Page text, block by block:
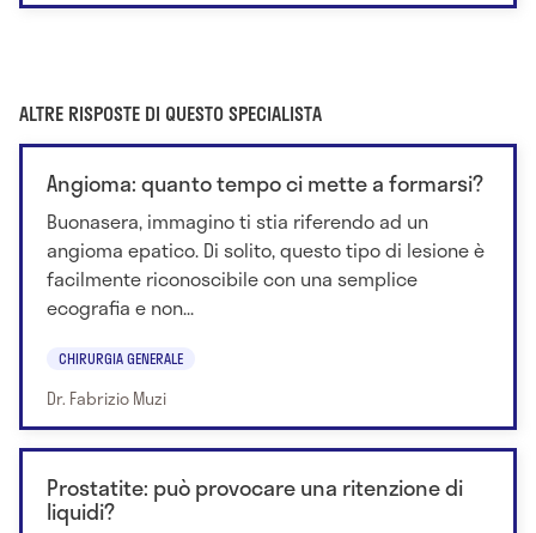
ALTRE RISPOSTE DI QUESTO SPECIALISTA
Angioma: quanto tempo ci mette a formarsi?
Buonasera, immagino ti stia riferendo ad un
angioma epatico. Di solito, questo tipo di lesione è
facilmente riconoscibile con una semplice
ecografia e non...
CHIRURGIA GENERALE
Dr. Fabrizio Muzi
Prostatite: può provocare una ritenzione di
liquidi?